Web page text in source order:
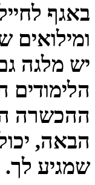
​​​​​​​​​​​​​​באגף
ומילואים
יש מלגה
הלימודים
ההכשרה
הבאה,
שמגיע לך.